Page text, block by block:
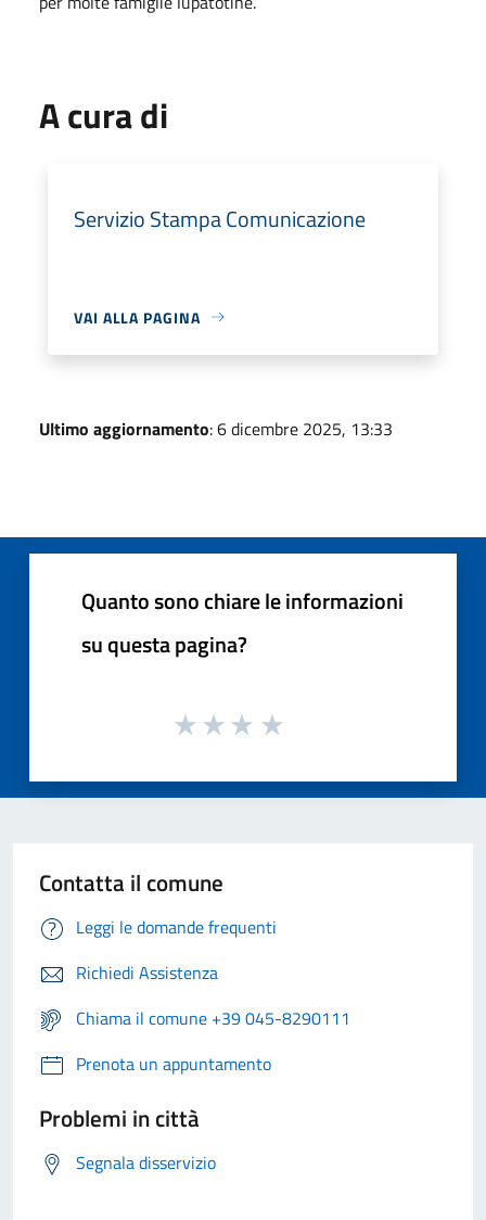
A cura di
Servizio Stampa Comunicazione
VAI ALLA PAGINA
Ultimo aggiornamento: 6 dicembre 2025, 13:33
Quanto sono chiare le informazioni
su questa pagina?
Contatta il comune
Leggi le domande frequenti
Richiedi Assistenza
Chiama il comune +39 045-8290111
Prenota un appuntamento
Problemi in città
Segnala disservizio